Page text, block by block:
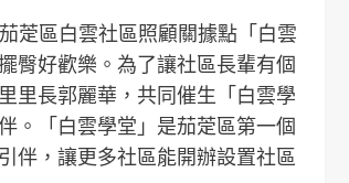
萣區白雲社區照顧關據點「白雲
臀好歡樂。為了讓社區長輩有個
里長郭麗華，共同催生「白雲學
。「白雲學堂」是茄萣區第一個
伴，讓更多社區能開辦設置社區